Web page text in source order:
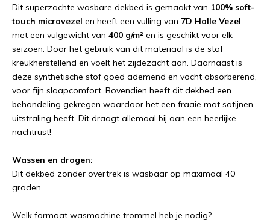
Dit superzachte wasbare dekbed is gemaakt van 100% soft-
touch microvezel en heeft een vulling van 7D Holle Vezel
met een vulgewicht van 400 g/m² en is geschikt voor elk
seizoen. Door het gebruik van dit materiaal is de stof
kreukherstellend en voelt het zijdezacht aan. Daarnaast is
deze synthetische stof goed ademend en vocht absorberend,
voor fijn slaapcomfort. Bovendien heeft dit dekbed een
behandeling gekregen waardoor het een fraaie mat satijnen
uitstraling heeft. Dit draagt allemaal bij aan een heerlijke
nachtrust!
Wassen en drogen:
Dit dekbed zonder overtrek is wasbaar op maximaal 40
graden.
Welk formaat wasmachine trommel heb je nodig?